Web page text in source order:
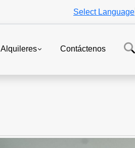
Select Language
Alquileres Contáctenos